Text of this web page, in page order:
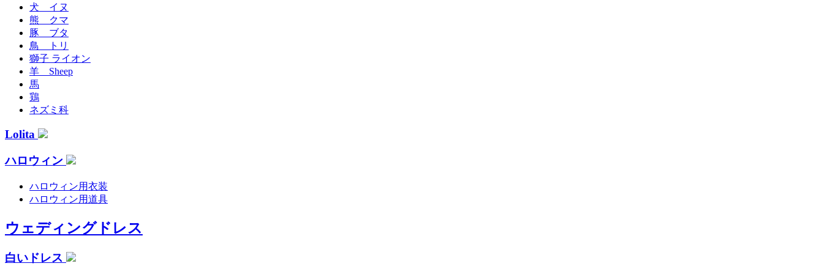
犬 イヌ
熊 クマ
豚 ブタ
鳥 トリ
獅子 ライオン
羊 Sheep
馬
鶏
ネズミ科
Lolita
ハロウィン
ハロウィン用衣装
ハロウィン用道具
ウェディングドレス
白いドレス